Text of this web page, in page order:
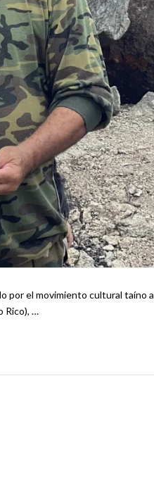
por el movimiento cultural taíno a
Rico), …